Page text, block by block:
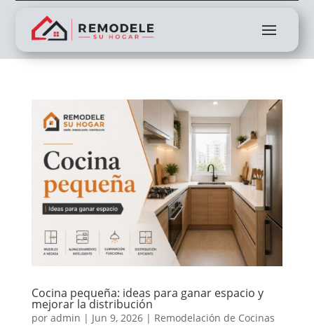
Cocina pequeña: ideas para ganar espacio y
mejorar la distribución
por admin | Jun 9, 2026| Remodelación de Cocinas